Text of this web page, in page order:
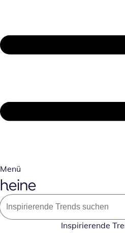
Menü
Inspirierende